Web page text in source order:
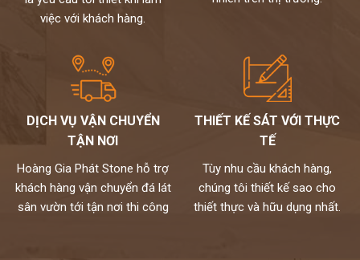
Chất lượng,thi công chuyên nghiệp,đội ngũ thợ tay nghề cao đã
Đặc biệt sản phẩm được bảo hành đến 15 năm chống ố,chống
ngấm..quý khách sẽ được bảo dưỡng định kỳ 6 tháng một lần và khi
có vấn đề gì sẽ có bộ phận kỹ thuật đến xử lí cho khách hàng trong
trên máy tính,chúng tôi sẽ luôn đồng hành cùng khách hàng.
Đá cao cấp Hoàng Gia Phát tự hào là đơn vị
thi công đá bàn bếp số 1 tại Hà Nội
NỀM TIN CỦA KHÁCH LÀ HẠNH PHÚC CỦA CHÚNG TÔI - HÂN
HẠNH
việc với khách hàng.
DỊCH VỤ VẬN CHUYỂN
TẬN NƠI
Hoàng Gia Phát Stone hỗ trợ
khách hàng vận chuyển đá lát
sân vườn tới tận nơi thi công
THIẾT KẾ SÁT VỚI THỰC
TẾ
Tùy nhu cầu khách hàng,
chúng tôi thiết kế sao cho
thiết thực và hữu dụng nhất.